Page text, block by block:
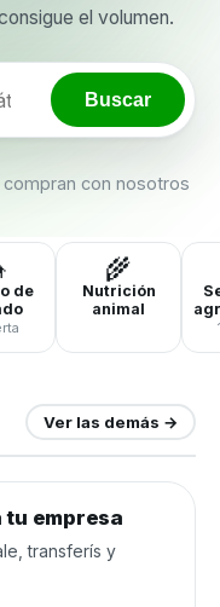
el volumen.
Buscar
compran con nosotros
de
🌾
Nutrición
animal
Ver las demás →
tu empresa
transferís y